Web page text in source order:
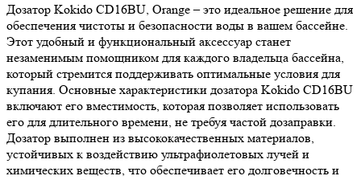
Дозатор Kokido CD16BU, Orange – это идеальное решение для
обеспечения чистоты и безопасности воды в вашем бассейне.
Этот удобный и функциональный аксессуар станет
незаменимым помощником для каждого владельца бассейна,
который стремится поддерживать оптимальные условия для
купания. Основные характеристики дозатора Kokido CD16BU
включают его вместимость, которая позволяет использовать
его для длительного времени, не требуя частой дозаправки.
Дозатор выполнен из высококачественных материалов,
устойчивых к воздействию ультрафиолетовых лучей и
химических веществ, что обеспечивает его долговечность и